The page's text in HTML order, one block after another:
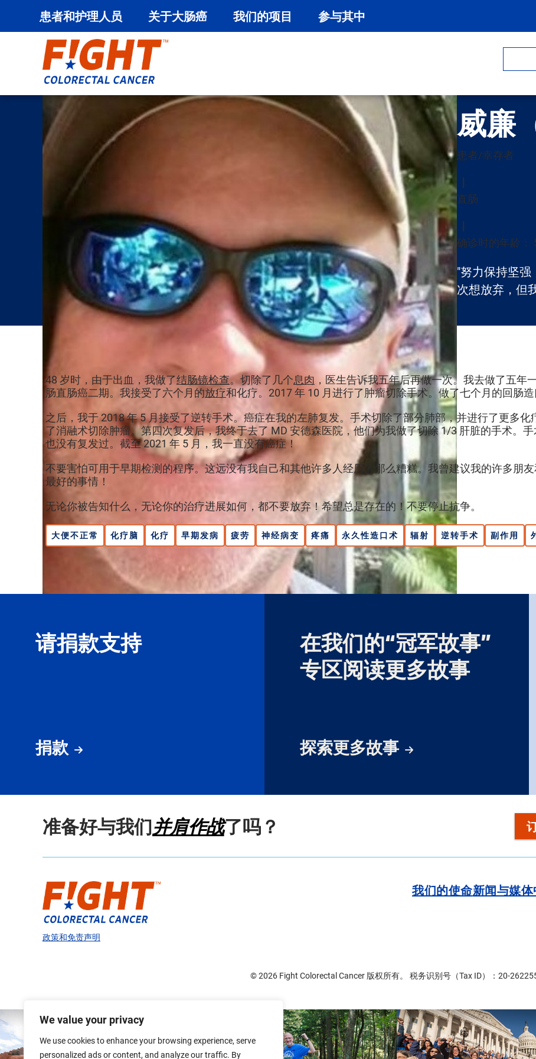
We value your privacy
We use cookies to enhance your browsing experience, serve
personalized ads or content, and analyze our traffic. By
跳
患者和护理人员 关于大肠癌 我们的项目 参与其中
威廉
患者/幸存者
直肠
确诊时的年龄：
"努力保持坚
次想放弃，但
48 岁时，由于出血，我做了结肠镜检查。切除了几个息肉 ，医生告诉我五年后再做一次。我去做了五年
肠直肠癌二期。我接受了六个月的放疗和化疗。2017 年 10 月进行了肿瘤切除手术。做了七个月的回肠造
之后，我于 2018 年 5 月接受了逆转手术。癌症在我的左肺复发。手术切除了部分肺部，并进行了更多
了消融术切除肿瘤。第四次复发后，我终于去了 MD 安德森医院，他们为我做了切除 1/3 肝脏的手术。
也没有复发过。截至 2021 年 5 月，我一直没有癌症！
不要害怕可用于早期检测的程序。这远没有我自己和其他许多人经历的那么糟糕。我曾建议我的许多朋
最好的事情！
无论你被告知什么，无论你的治疗进展如何，都不要放弃！希望总是存在的！不要停止抗争。
大便不正常 化疗脑 化疗 早期发病 疲劳 神经病变 疼痛 永久性造口术 辐射 逆转手术 副作用
请捐款支持
捐款
在我们的“冠军故事”
专区阅读更多故事
探索更多故事
准备好与我们并肩作战了吗？
我们的使命新闻与媒
政策和免责声明
© 2026 Fight Colorectal Cancer 版权所有。 税务识别号（Tax ID）：20-